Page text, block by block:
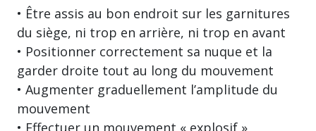
• Être assis au bon endroit sur les garnitures
du siège, ni trop en arrière, ni trop en avant
• Positionner correctement sa nuque et la
garder droite tout au long du mouvement
• Augmenter graduellement l’amplitude du
mouvement